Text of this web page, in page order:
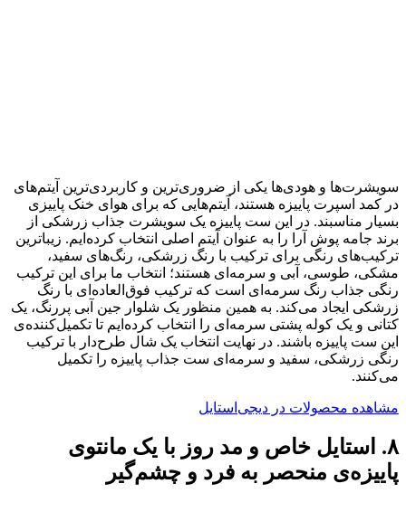
سویشرت‌ها و هودی‌‎ها یکی از ضروری‌ترین و کاربردی‌ترین آیتم‌های
در کمد اسپرت پاییزه هستند، آیتم‌هایی که برای هوای خنک پاییزی
بسیار مناسبند. در این ست پاییزه یک سویشرت جذاب زرشکی از
برند جامه پوش آرا را به عنوان آیتم اصلی انتخاب کرده‌ایم. زیباترین
ترکیب‌های رنگی برای ترکیب با رنگ زرشکی، رنگ‌های سفید،
مشکی، طوسی، آبی و سرمه‌ای هستند؛ انتخاب ما برای این ترکیب
رنگی جذاب رنگ سرمه‌ای است که ترکیب فوق‌العاده‌ای با رنگ
زرشکی ایجاد می‌کند. به همین منظور یک شلوار جین آبی پررنگ، یک
کتانی و یک کوله پشتی سرمه‌ای را انتخاب کرده‌ایم تا تکمیل‌کننده‌ی
این ست پاییزه باشند. در نهایت انتخاب یک شال طرح‌دار با ترکیب
رنگی زرشکی‌، سفید و سرمه‌ای ست جذاب پاییزه را تکمیل
می‌کنند.
مشاهده محصولات در دیجی‌استایل
۸. استایل خاص و مد روز با یک مانتوی
پاییزه‌ی منحصر به فرد و چشم‌گیر